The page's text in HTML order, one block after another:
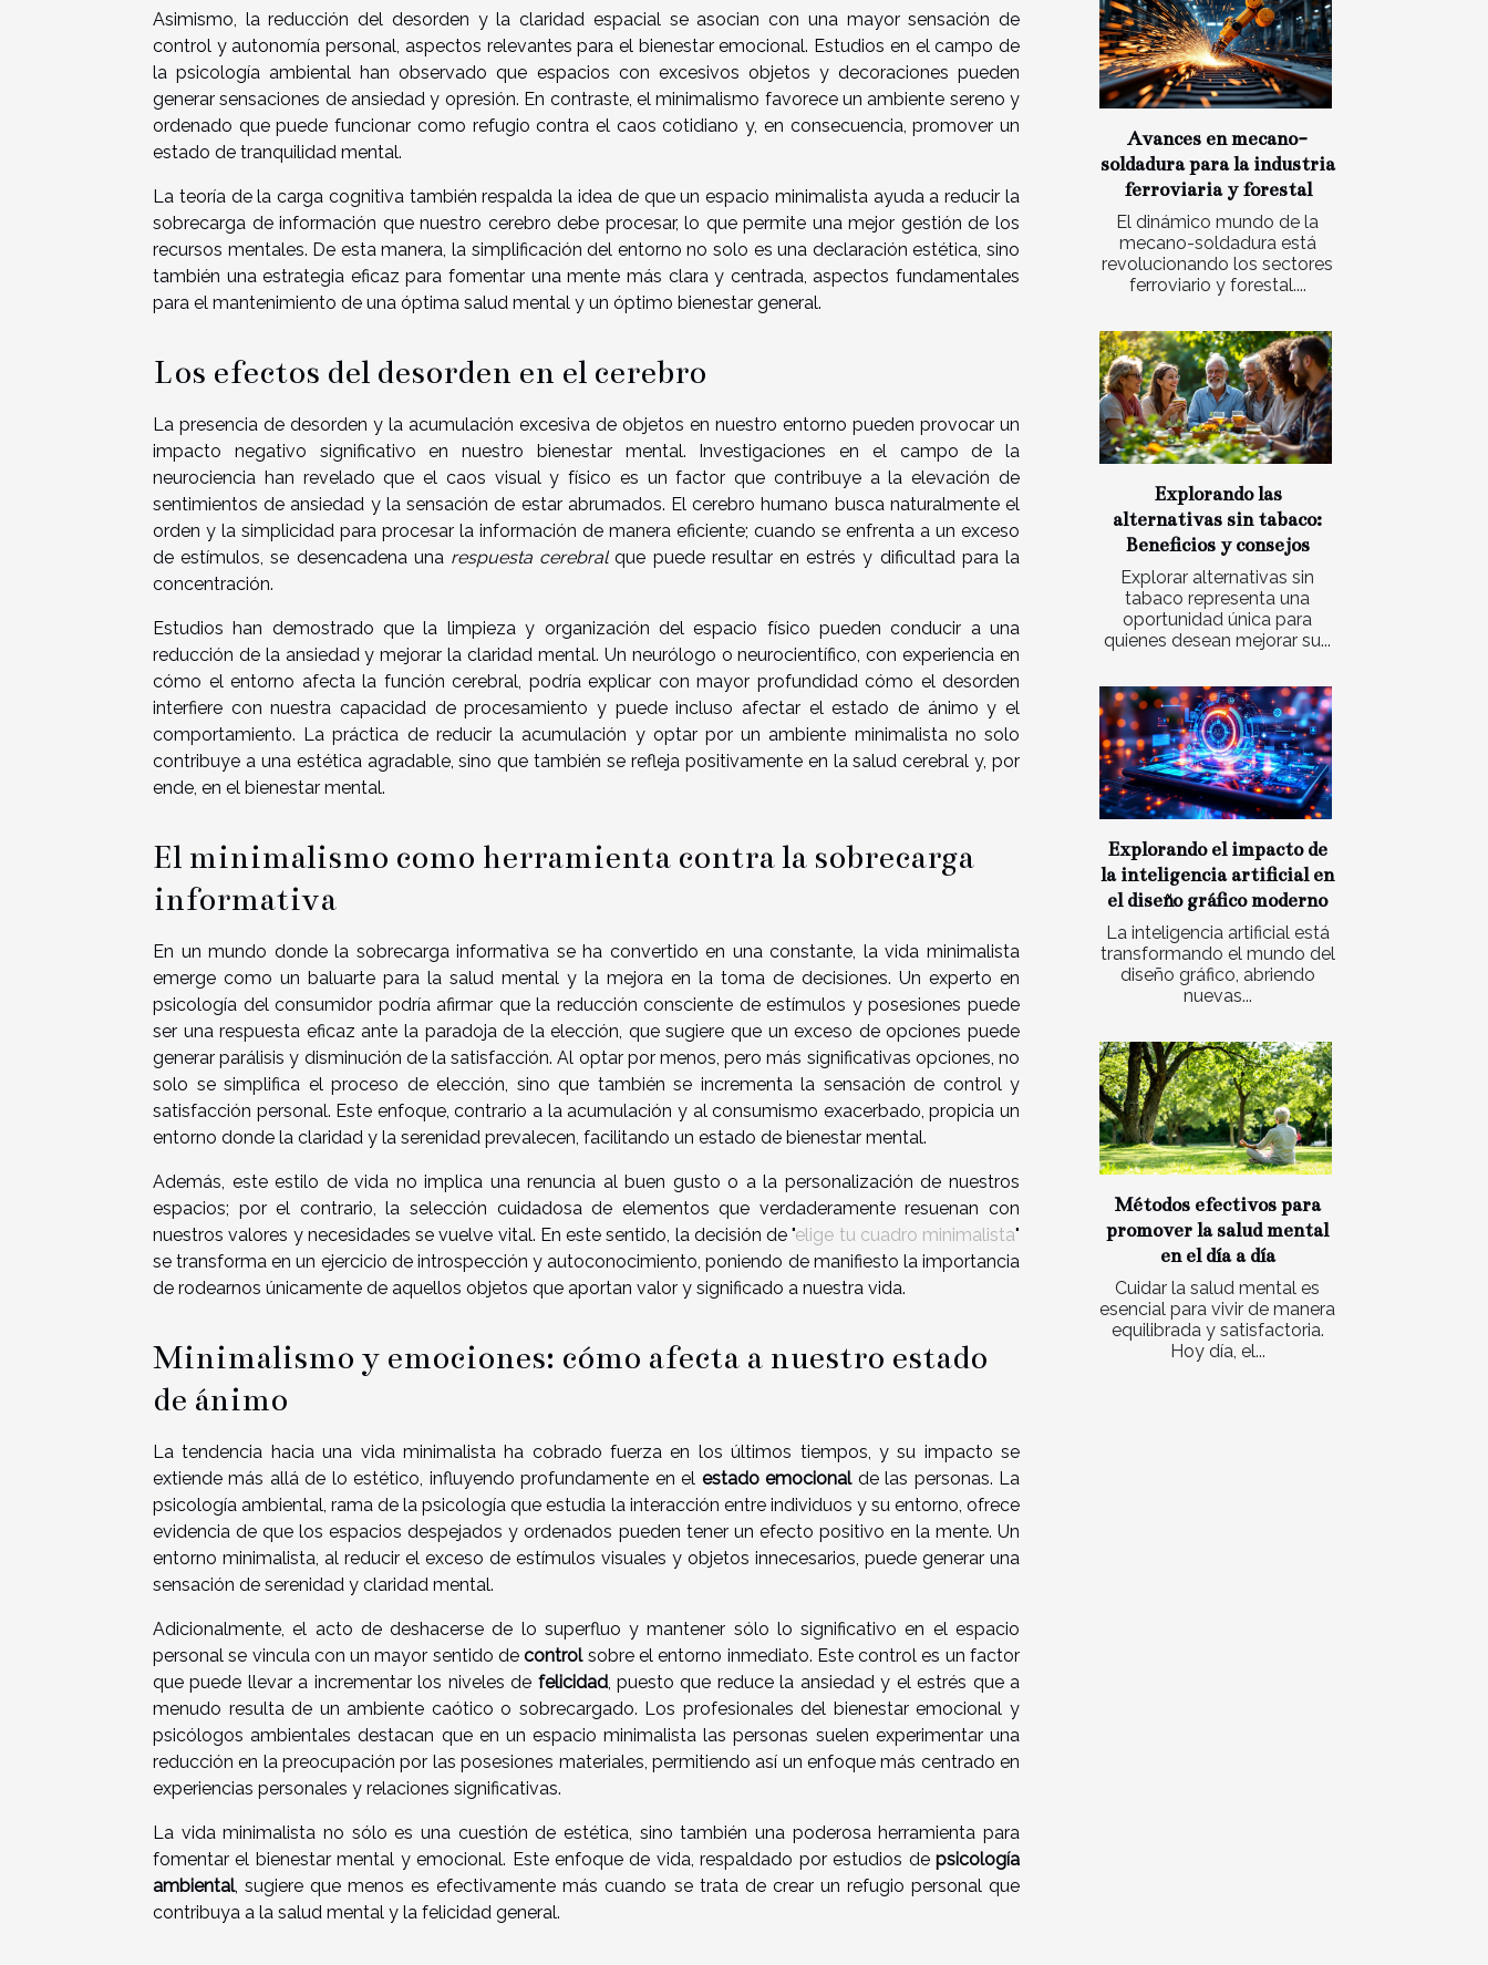
Asimismo, la reducción del desorden y la claridad espacial se asocian con una mayor sensación de
control y autonomía personal, aspectos relevantes para el bienestar emocional. Estudios en el campo de
la psicología ambiental han observado que espacios con excesivos objetos y decoraciones pueden
generar sensaciones de ansiedad y opresión. En contraste, el minimalismo favorece un ambiente sereno y
ordenado que puede funcionar como refugio contra el caos cotidiano y, en consecuencia, promover un
estado de tranquilidad mental.
La teoría de la carga cognitiva también respalda la idea de que un espacio minimalista ayuda a reducir la
sobrecarga de información que nuestro cerebro debe procesar, lo que permite una mejor gestión de los
recursos mentales. De esta manera, la simplificación del entorno no solo es una declaración estética, sino
también una estrategia eficaz para fomentar una mente más clara y centrada, aspectos fundamentales
para el mantenimiento de una óptima salud mental y un óptimo bienestar general.
Los efectos del desorden en el cerebro
La presencia de desorden y la acumulación excesiva de objetos en nuestro entorno pueden provocar un
impacto negativo significativo en nuestro bienestar mental. Investigaciones en el campo de la
neurociencia han revelado que el caos visual y físico es un factor que contribuye a la elevación de
sentimientos de ansiedad y la sensación de estar abrumados. El cerebro humano busca naturalmente el
orden y la simplicidad para procesar la información de manera eficiente; cuando se enfrenta a un exceso
de estímulos, se desencadena una respuesta cerebralque puede resultar en estrés y dificultad para la
concentración.
Estudios han demostrado que la limpieza y organización del espacio físico pueden conducir a una
reducción de la ansiedad y mejorar la claridad mental. Un neurólogo o neurocientífico, con experiencia en
cómo el entorno afecta la función cerebral, podría explicar con mayor profundidad cómo el desorden
interfiere con nuestra capacidad de procesamiento y puede incluso afectar el estado de ánimo y el
comportamiento. La práctica de reducir la acumulación y optar por un ambiente minimalista no solo
contribuye a una estética agradable, sino que también se refleja positivamente en la salud cerebral y, por
ende, en el bienestar mental.
El minimalismo como herramienta contra la sobrecarga
informativa
En un mundo donde la sobrecarga informativa se ha convertido en una constante, la vida minimalista
emerge como un baluarte para la salud mental y la mejora en la toma de decisiones. Un experto en
psicología del consumidor podría afirmar que la reducción consciente de estímulos y posesiones puede
ser una respuesta eficaz ante la paradoja de la elección, que sugiere que un exceso de opciones puede
generar parálisis y disminución de la satisfacción. Al optar por menos, pero más significativas opciones, no
solo se simplifica el proceso de elección, sino que también se incrementa la sensación de control y
satisfacción personal. Este enfoque, contrario a la acumulación y al consumismo exacerbado, propicia un
entorno donde la claridad y la serenidad prevalecen, facilitando un estado de bienestar mental.
Además, este estilo de vida no implica una renuncia al buen gusto o a la personalización de nuestros
espacios; por el contrario, la selección cuidadosa de elementos que verdaderamente resuenan con
nuestros valores y necesidades se vuelve vital. En este sentido, la decisión de "elige tu cuadro minimalista"
se transforma en un ejercicio de introspección y autoconocimiento, poniendo de manifiesto la importancia
de rodearnos únicamente de aquellos objetos que aportan valor y significado a nuestra vida.
Minimalismo y emociones: cómo afecta a nuestro estado
de ánimo
La tendencia hacia una vida minimalista ha cobrado fuerza en los últimos tiempos, y su impacto se
extiende más allá de lo estético, influyendo profundamente en el estado emocionalde las personas. La
psicología ambiental, rama de la psicología que estudia la interacción entre individuos y su entorno, ofrece
evidencia de que los espacios despejados y ordenados pueden tener un efecto positivo en la mente. Un
entorno minimalista, al reducir el exceso de estímulos visuales y objetos innecesarios, puede generar una
sensación de serenidad y claridad mental.
Adicionalmente, el acto de deshacerse de lo superfluo y mantener sólo lo significativo en el espacio
personal se vincula con un mayor sentido decontrolsobre el entorno inmediato. Este control es un factor
que puede llevar a incrementar los niveles de felicidad, puesto que reduce la ansiedad y el estrés que a
menudo resulta de un ambiente caótico o sobrecargado. Los profesionales del bienestar emocional y
psicólogos ambientales destacan que en un espacio minimalista las personas suelen experimentar una
reducción en la preocupación por las posesiones materiales, permitiendo así un enfoque más centrado en
experiencias personales y relaciones significativas.
La vida minimalista no sólo es una cuestión de estética, sino también una poderosa herramienta para
fomentar el bienestar mental y emocional. Este enfoque de vida, respaldado por estudios de psicología
ambiental, sugiere que menos es efectivamente más cuando se trata de crear un refugio personal que
contribuya a la salud mental y la felicidad general.
Avances en mecano-
soldadura para la industria
ferroviaria y forestal
El dinámico mundo de la
mecano-soldadura está
revolucionando los sectores
ferroviario y forestal....
Explorando las
alternativas sin tabaco:
Beneficios y consejos
Explorar alternativas sin
tabaco representa una
oportunidad única para
quienes desean mejorar su...
Explorando el impacto de
la inteligencia artificial en
el diseño gráfico moderno
La inteligencia artificial está
transformando el mundo del
diseño gráfico, abriendo
nuevas...
Métodos efectivos para
promover la salud mental
en el día a día
Cuidar la salud mental es
esencial para vivir de manera
equilibrada y satisfactoria.
Hoy día, el...